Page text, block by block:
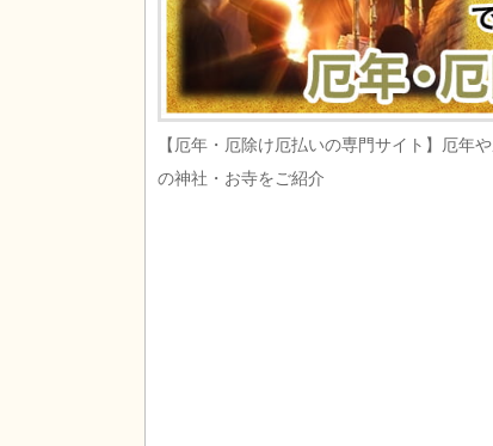
【厄年・厄除け厄払いの専門サイト】厄年
の神社・お寺をご紹介